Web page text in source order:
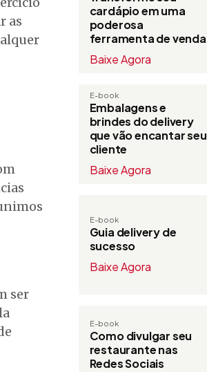
as
ser
cardápio em uma
poderosa
ferramenta de venda
Baixe Agora
E-book
Embalagens e
brindes do delivery
que vão encantar seu
cliente
Baixe Agora
E-book
Guia delivery de
sucesso
Baixe Agora
E-book
Como divulgar seu
restaurante nas
Redes Sociais